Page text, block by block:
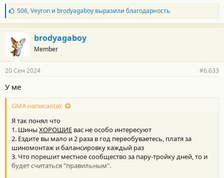
Б
л
а
о
д
а
н
с
т
и
506,Veyronи brodyagaboyвыразили благодарность
brodyagaboy
Member
20 Сен 2024 #6.633
У ме
GMA написал(а):
Я так понял что
1. Шины ХОРОШИЕ вас не особо интересуют
2. Ездите вы мало и 2 раза в год переобуваетесь, платя за
шиномонтаж и балансировку каждый раз
3. Что порешит местное сообщество за пару-тройку дней, то и
будет считаться "правильным".